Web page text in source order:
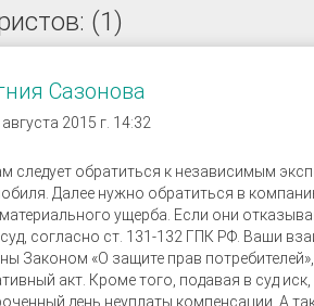
(1)
Сазонова
2015 г. 14:32
следует обратиться к независимым
Далее нужно обратиться в
ущерба. Если они
согласно ст. 131-132 ГПК РФ. Ваши
Законом «О защите прав
акт. Кроме того, подавая в суд
день неуплаты компенсации. А